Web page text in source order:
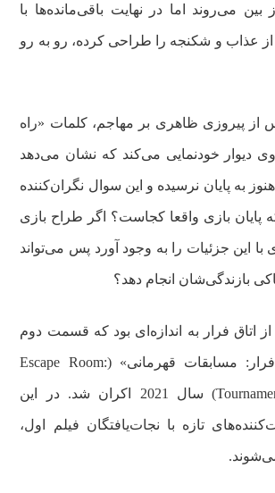
می‌روند اما در نهایت باقی‌مانده‌ها با
عذاب و شکنجه را طراحی کرده، رو به رو
از پیروزی ظاهری بر مهاجم، کلمات «راه
دیوار خودنمایی می‌کند که نشان می‌دهد
به پایان نرسیده و این سوال نگران‌کننده
پایان بازی واقعا کجاست؟ اگر طراح بازی
با این جزئیات را به وجود آورد پس می‌تواند
بازندگی‌شان انجام دهد؟
اتاق فرار به اندازه‌ای بود که قسمت دوم
آن به نام «اتاق فرار: مسابقات قهرمانی» (Escape Room:
Tournament Of Champions) سال 2021 اکران شد. در این
تازه با نجات‌یافتگان فیلم اول،